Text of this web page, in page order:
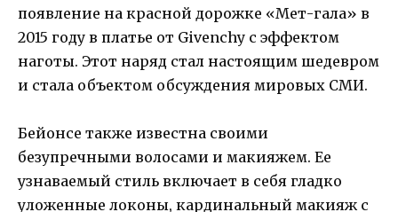
появление на красной дорожке «Мет-гала» в
2015 году в платье от Givenchy с эффектом
наготы. Этот наряд стал настоящим шедевром
и стала объектом обсуждения мировых СМИ.
Бейонсе также известна своими
безупречными волосами и макияжем. Ее
узнаваемый стиль включает в себя гладко
уложенные локоны, кардинальный макияж с